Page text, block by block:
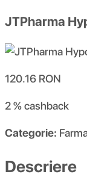
JTPharma
120.16 RON
2 %cashback
Categorie:
Descriere